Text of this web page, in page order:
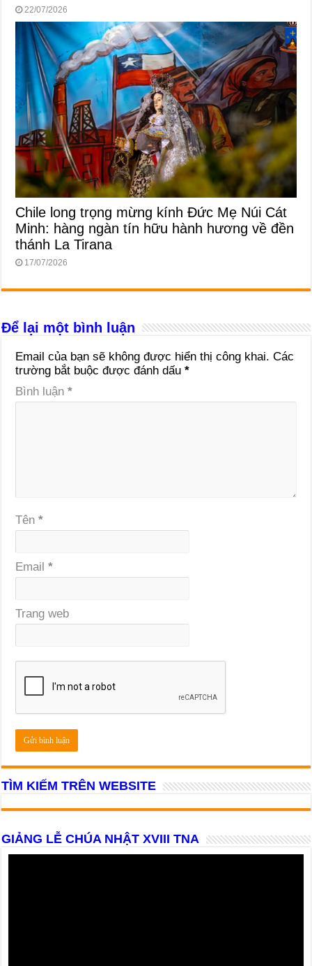
22/07/2026
Chile long trọng mừng kính Đức Mẹ Núi Cát
Minh: hàng ngàn tín hữu hành hương về đền
thánh La Tirana
17/07/2026
Để lại một bình luận
Email của bạn sẽ không được hiển thị công khai. Các
trường bắt buộc được đánh dấu*
Bình luận*
Tên*
Email*
Trang web
TÌM KIẾM TRÊN WEBSITE
GIẢNG LỄ CHÚA NHẬT XVIII TNA